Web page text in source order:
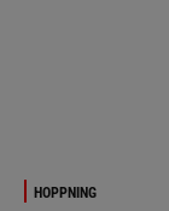
HOPPNING